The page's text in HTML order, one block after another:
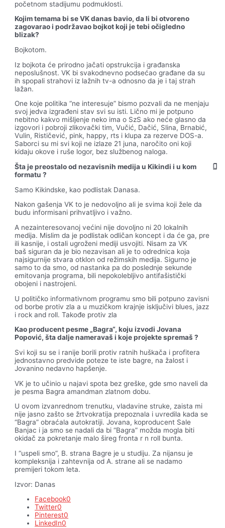
početnom stadijumu podmuklosti.
Kojim temama bi se VK danas bavio, da li bi otvoreno
zagovarao i podrzavao bojkot koji je tebi ocigledno
blizak?
Bojkotom.
Iz bojkota će prirodno jačati opstrukcija i građanska
neposlušnost. VK bi svakodnevno podsećao građane da su
ih spopali strahovi iz lažnih tv-a odnosno da je i taj strah
lažan.
One koje politika “ne interesuje” bismo pozvali da ne menjaju
svoj jedva izgrađeni stav svi su isti. Lično mi je potpuno
nebitno kakvo mišljenje neko ima o SzS ako neće glasno da
izgovori i pobroji zlikovački tim, Vučić, Dačić, Slina, Brnabić,
Vulin, Rističević, pink, happy, rts i klupa za rezerve DOS-a.
Saborci su mi svi koji ne izlaze 21 juna, naročito oni koji
kidaju okove i ruše logor, bez službenog naloga.
Šta je preostalo od nezavisnih medija u Kikindi i u kom
formatu ?
Samo Kikindske, kao podlistak Danasa.
Nakon gašenja VK to je nedovoljno ali je svima koji žele da
budu informisani prihvatljivo i važno.
A nezainteresovanoj većini nije dovoljno ni 20 lokalnih
medija. Mislim da je podlistak odličan koncept i da će ga, pre
ili kasnije, i ostali ugroženi mediji usvojiti. Nisam za VK
baš siguran da je bio nezavisan ali je to odrednica koja
najsigurnije stvara otklon od režimskih medija. Sigurno je
samo to da smo, od nastanka pa do poslednje sekunde
emitovanja programa, bili nepokolebljivo antifašistički
obojeni i nastrojeni.
U političko informativnom programu smo bili potpuno zavisni
od borbe protiv zla a u muzičkom krajnje isključivi blues, jazz
i rock and roll. Takođe protiv zla
Kao producent pesme „Bagra“, koju izvodi Jovana
Popović, sta dalje nameravasi koje projekte spremas?
Svi koji su se i ranije borili protiv ratnih huškača i profitera
jednostavno predvide poteze te iste bagre, na žalost i
Jovanino nedavno hapšenje.
VK je to učinio u najavi spota bez greške, gde smo naveli da
je pesma Bagra amandman zlatnom dobu.
U ovom izvanrednom trenutku, vladavine struke, zaista mi
nije jasno zašto se žrtvokratija prepoznala i uvredila kada se
“Bagra” obraćala autokratiji. Jovana, koproducent Sale
Banjac i ja smo se nadali da bi “Bagra” možda mogla biti
okidač za pokretanje malo šireg fronta r n roll bunta.
I “uspeli smo”, B. strana Bagre je u studiju. Za nijansu je
kompleksnija i zahtevnija od A. strane ali se nadamo
premijeri tokom leta.
Izvor: Danas
Facebook0
Twitter0
Pinterest0
LinkedIn0